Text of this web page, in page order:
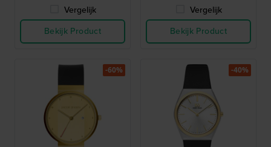
Vergelijk
Bekijk Product
Vergelijk
Bekijk Product
-60% -40%